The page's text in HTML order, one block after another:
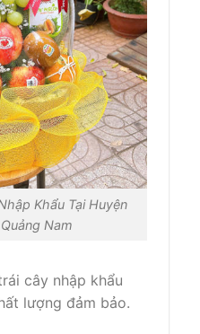
Khẩu Tại Huyện
Nam
cây nhập khẩu
lượng đảm bảo.